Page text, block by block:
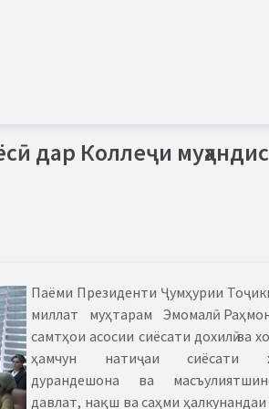
дар Коллеҷи
Паёми Президенти Ҷумҳурии
миллат муҳтарам Эмомалӣ
самтҳои асосии сиёсати дохилӣ ва
ҳамчун натиҷаи сиёсати
дурандешона ва
давлат, нақш ва саҳми